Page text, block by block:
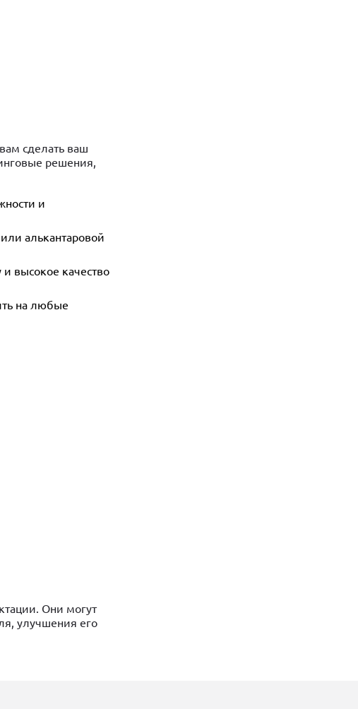
сделать ваш
решения,
и
алькантаровой
высокое качество
на любые
Они могут
улучшения его